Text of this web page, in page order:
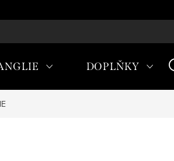
DOPLŇKY